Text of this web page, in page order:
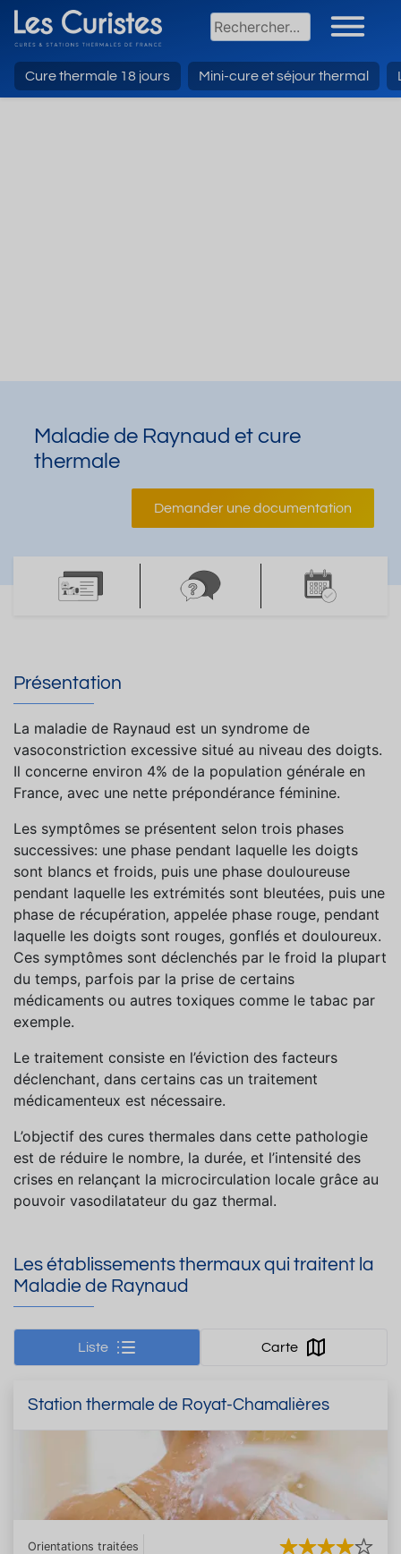
Cure thermale 18 jours Mini-cure et séjour thermal
Maladie de Raynaud et cure
thermale
Demander une documentation
Présentation
La maladie de Raynaud est un syndrome de
vasoconstriction excessive situé au niveau des doigts.
Il concerne environ 4% de la population générale en
France, avec une nette prépondérance féminine.
Les symptômes se présentent selon trois phases
successives: une phase pendant laquelle les doigts
sont blancs et froids, puis une phase douloureuse
pendant laquelle les extrémités sont bleutées, puis une
phase de récupération, appelée phase rouge, pendant
laquelle les doigts sont rouges, gonflés et douloureux.
Ces symptômes sont déclenchés par le froid la plupart
du temps, parfois par la prise de certains
médicaments ou autres toxiques comme le tabac par
exemple.
Le traitement consiste en l’éviction des facteurs
déclenchant, dans certains cas un traitement
médicamenteux est nécessaire.
L’objectif des cures thermales dans cette pathologie
est de réduire le nombre, la durée, et l’intensité des
crises en relançant la microcirculation locale grâce au
pouvoir vasodilatateur du gaz thermal.
Les établissements thermaux qui traitent la
Maladie de Raynaud
Liste Carte
Station thermale de Royat-Chamalières
Orientations traitées